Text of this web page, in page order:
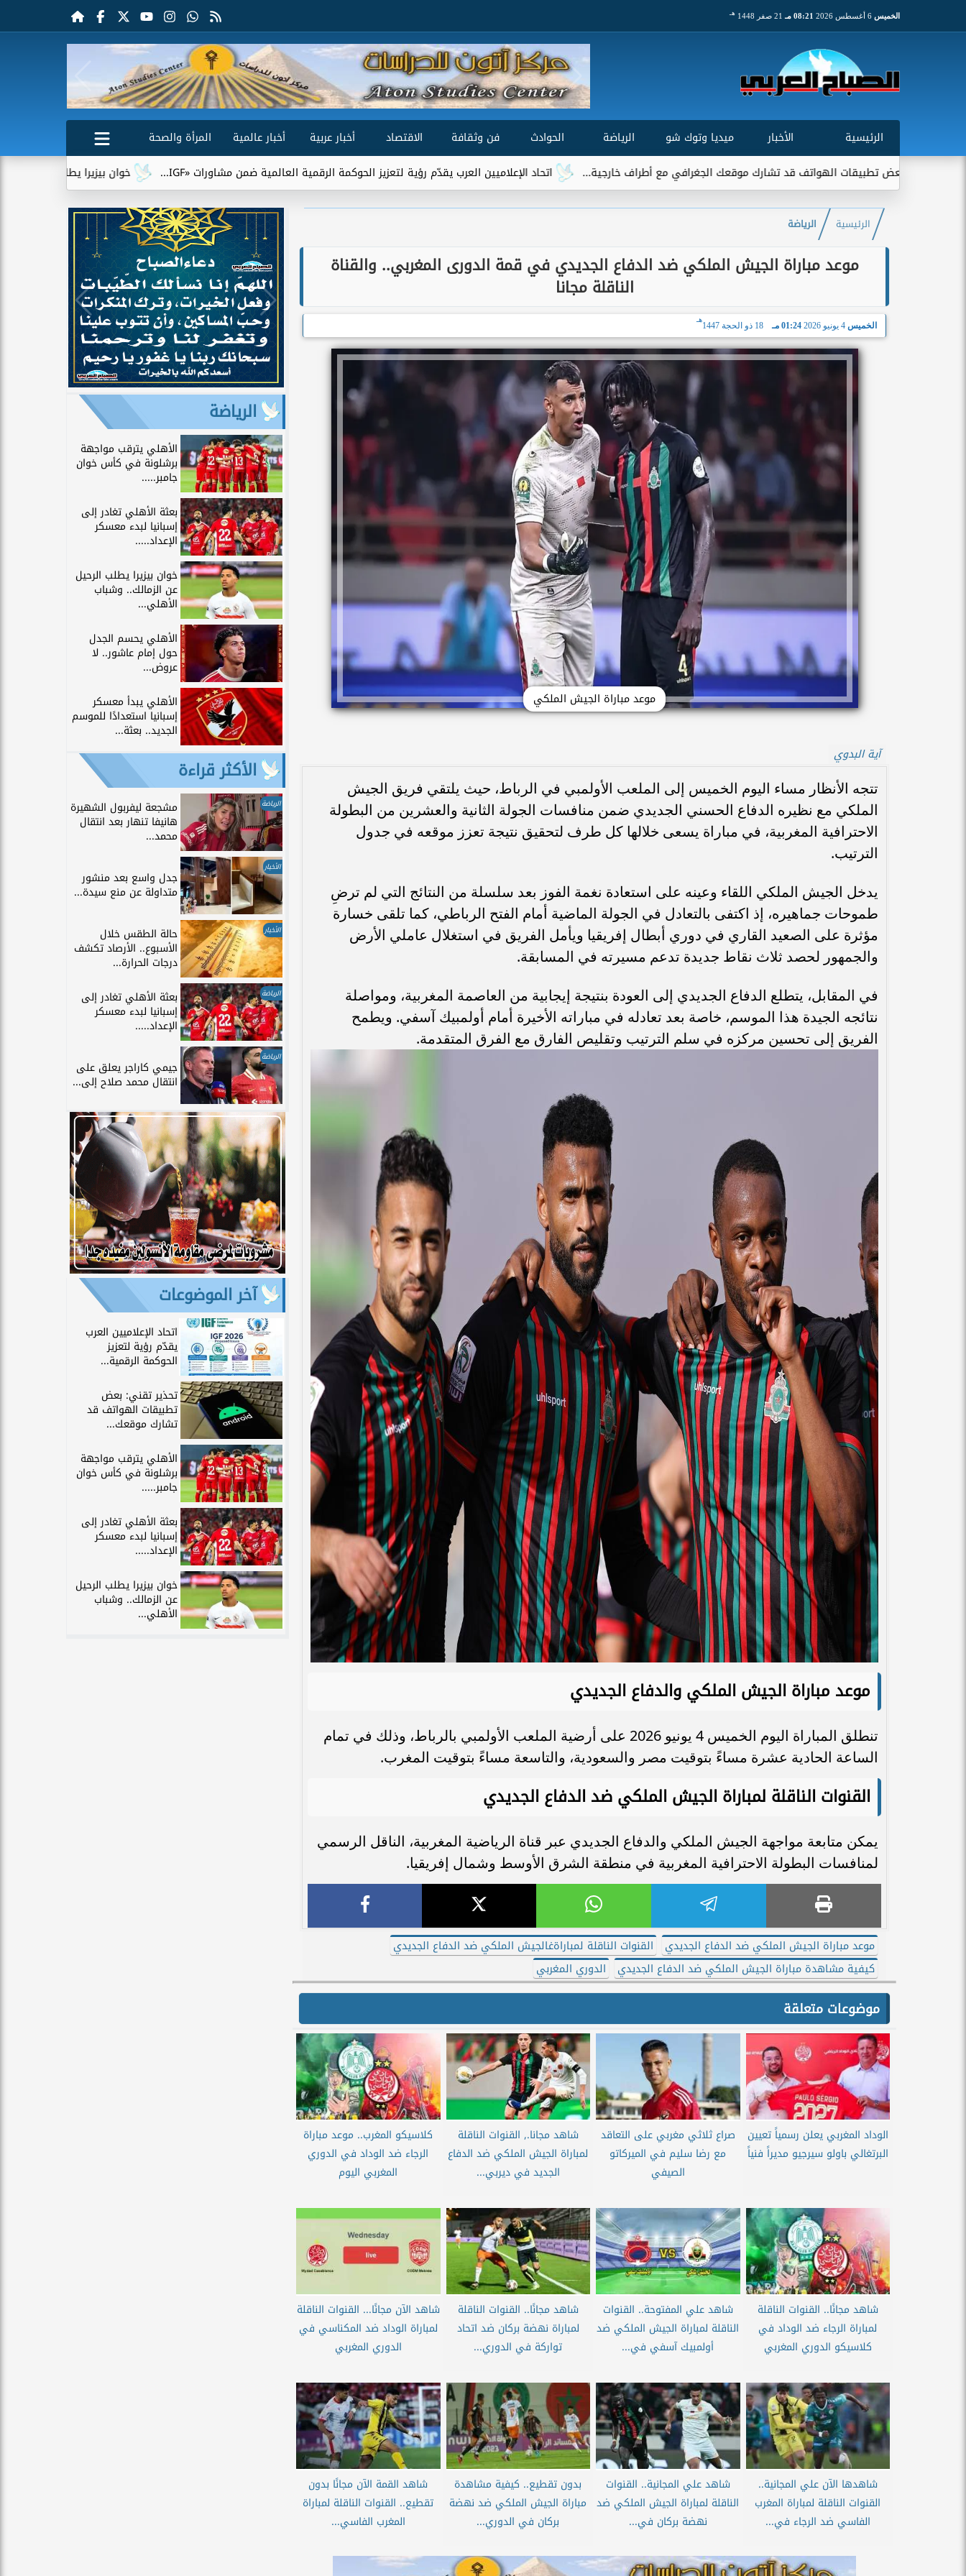
الخميس 08:21 مـ 21 صفر 1448 هـ
الرئيسية الأخبار ميديا وتوك شو الرياضة الحوادث فن وثقافة الاقتصاد أخبار عربية أخبار عالمية
المرأة والصحة
خوان بيزيرا يطلب الرحيل عن الزمالك.. وشباب
اتحاد الإعلاميين العرب يقدّم رؤية لتعزيز الحوكمة الرقمية العالمية ضمن مشاورات «IGF... تطبيقات الهواتف قد تشارك موقعك الجغرافي مع أطراف خارجية...
الرئيسية الرياضة
موعد مباراة الجيش الملكي ضد الدفاع الجديدي في قمة الدورى المغربي.. والقناة
الناقلة مجانا
الخميس 4 يونيو 2026 01:24 مـ 18 ذو الحجة 1447
هـ
موعد مباراة الجيش الملكي
آية البدوي
تتجه الأنظار مساء اليوم الخميس إلى الملعب الأولمبي في الرباط، حيث يلتقي فريق الجيش
الملكي مع نظيره الدفاع الحسني الجديدي ضمن منافسات الجولة الثانية والعشرين من البطولة
الاحترافية المغربية، في مباراة يسعى خلالها كل طرف لتحقيق نتيجة تعزز موقعه في جدول
الترتيب.
يدخل الجيش الملكي اللقاء وعينه على استعادة نغمة الفوز بعد سلسلة من النتائج التي لم ترضِ
طموحات جماهيره، إذ اكتفى بالتعادل في الجولة الماضية أمام الفتح الرباطي، كما تلقى خسارة
مؤثرة على الصعيد القاري في دوري أبطال إفريقيا ويأمل الفريق في استغلال عاملي الأرض
والجمهور لحصد ثلاث نقاط جديدة تدعم مسيرته في المسابقة.
في المقابل، يتطلع الدفاع الجديدي إلى العودة بنتيجة إيجابية من العاصمة المغربية، ومواصلة
نتائجه الجيدة هذا الموسم، خاصة بعد تعادله في مباراته الأخيرة أمام أولمبيك آسفي. ويطمح
الفريق إلى تحسين مركزه في سلم الترتيب وتقليص الفارق مع الفرق المتقدمة.
موعد مباراة الجيش الملكي والدفاع الجديدي
تنطلق المباراة اليوم الخميس 4 يونيو 2026 على أرضية الملعب الأولمبي بالرباط، وذلك في تمام
الساعة الحادية عشرة مساءً بتوقيت مصر والسعودية، والتاسعة مساءً بتوقيت المغرب.
القنوات الناقلة لمباراة الجيش الملكي ضد الدفاع الجديدي
يمكن متابعة مواجهة الجيش الملكي والدفاع الجديدي عبر قناة الرياضية المغربية، الناقل الرسمي
لمنافسات البطولة الاحترافية المغربية في منطقة الشرق الأوسط وشمال إفريقيا.
موعد مباراة الجيش الملكي ضد الدفاع الجديدي
القنوات الناقلة لمباراةغالجيش الملكي ضد الدفاع الجديدي
كيفية مشاهدة مباراة الجيش الملكي ضد الدفاع الجديدي
الدوري المغربي
موضوعات متعلقة
الوداد المغربي يعلن رسمياً تعيين
البرتغالي باولو سيرجيو مديراً فنياً
صراع ثلاثي مغربي على التعاقد
مع رضا سليم في الميركاتو
الصيفي
شاهد مجانا., القنوات الناقلة
لمباراة الجيش الملكي ضد الدفاع
الجديد في ديربي...
كلاسيكو المغرب.. موعد مباراة
الرجاء ضد الوداد في الدوري
المغربي اليوم
شاهد مجانًا.. القنوات الناقلة
لمباراة الرجاء ضد الوداد في
كلاسيكو الدوري المغربي
شاهد علي المفتوحة.. القنوات
الناقلة لمباراة الجيش الملكي ضد
أولمبيك آسفي في...
شاهد مجانًا.. القنوات الناقلة
لمباراة نهضة بركان ضد اتحاد
تواركة في الدوري...
شاهد الآن مجانًا... القنوات الناقلة
لمباراة الوداد ضد المكناسي في
الدوري المغربي
شاهدها الآن علي المجانية..
القنوات الناقلة لمباراة المغرب
الفاسي ضد الرجاء في...
شاهد علي المجانية.. القنوات
الناقلة لمباراة الجيش الملكي ضد
نهضة بركان في...
بدون تقطيع.. كيفية مشاهدة
مباراة الجيش الملكي ضد نهضة
بركان في الدوري...
شاهد القمة الآن مجانًا بدون
تقطيع.. القنوات الناقلة لمباراة
المغرب الفاسي...
الرياضة
الأهلي يترقب مواجهة
برشلونة في كأس خوان
جامبر.....
بعثة الأهلي تغادر إلى
إسبانيا لبدء معسكر
الإعداد.....
خوان بيزيرا يطلب الرحيل
عن الزمالك.. وشباب
الأهلي...
الأهلي يحسم الجدل
حول إمام عاشور.. لا
عروض...
الأهلي يبدأ معسكر
إسبانيا استعدادًا للموسم
الجديد.. بعثة...
الأكثر قراءة
الرياضة مشجعة ليفربول الشهيرة
هانيفا تنهار بعد انتقال
محمد...
الأخبار
جدل واسع بعد منشور
متداولة عن منع سيدة...
الأخبار حالة الطقس خلال
الأسبوع.. الأرصاد تكشف
درجات الحرارة...
الرياضة بعثة الأهلي تغادر إلى
إسبانيا لبدء معسكر
الإعداد.....
الرياضة
جيمي كاراجر يعلق على
انتقال محمد صلاح إلى...
آخر الموضوعات
اتحاد الإعلاميين العرب
يقدّم رؤية لتعزيز
الحوكمة الرقمية...
تحذير تقني: بعض
تطبيقات الهواتف قد
تشارك موقعك...
الأهلي يترقب مواجهة
برشلونة في كأس خوان
جامبر.....
بعثة الأهلي تغادر إلى
إسبانيا لبدء معسكر
الإعداد.....
خوان بيزيرا يطلب الرحيل
عن الزمالك.. وشباب
الأهلي...